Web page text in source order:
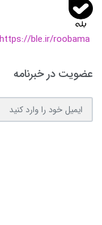
https://ble.ir/roobama
عضویت در خبرنامه